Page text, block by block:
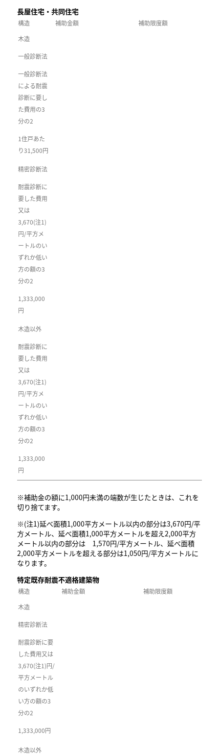
長屋住宅・共同住宅
構造 補助金額
補助限度額
木造
一般診断法
一般診断法
による耐震
診断に要し
た費用の3
分の2
1住戸あた
り31,500円
精密診断法
耐震診断に
要した費用
又は
3,670(注1)
円/平方メ
ートルのい
ずれか低い
方の額の3
分の2
1,333,000
円
木造以外
耐震診断に
要した費用
又は
3,670(注1)
円/平方メ
ートルのい
ずれか低い
方の額の3
分の2
1,333,000
円
※補助金の額に1,000円未満の端数が生じたときは、これを
切り捨てます。
※(注1)延べ面積1,000平方メートル以内の部分は3,670円/平
方メートル、延べ面積1,000平方メートルを超え2,000平方
メートル以内の部分は 1,570円/平方メートル、延べ面積
2,000平方メートルを超える部分は1,050円/平方メートルに
なります。
特定既存耐震不適格建築物
構造 補助金額
補助限度額
木造
精密診断法
耐震診断に要
した費用又は
3,670(注1)円/
平方メートル
のいずれか低
い方の額の3
分の2
1,333,000円
木造以外